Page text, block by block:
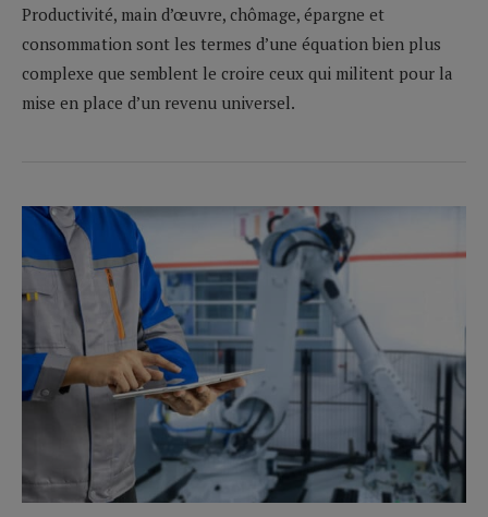
Productivité, main d’œuvre, chômage, épargne et
consommation sont les termes d’une équation bien plus
complexe que semblent le croire ceux qui militent pour la
mise en place d’un revenu universel.